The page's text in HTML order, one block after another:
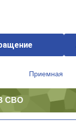
Приемная
СВО